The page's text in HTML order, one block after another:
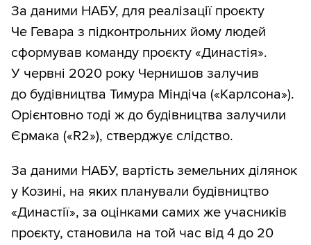
За даними НАБУ, для реалізації проєкту
Че Гевара з підконтрольних йому людей
сформував команду проєкту «Династія».
У червні 2020 року Чернишов залучив
до будівництва Тимура Міндіча («Карлсона»).
Орієнтовно тоді ж до будівництва залучили
Єрмака («R2»), стверджує слідство.
За даними НАБУ, вартість земельних ділянок
у Козині, на яких планували будівництво
«Династії», за оцінками самих же учасників
проєкту, становила на той час від 4 до 20